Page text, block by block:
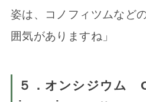
姿は、コノフィツムなど
囲気がありますね」
５．オンシジウム